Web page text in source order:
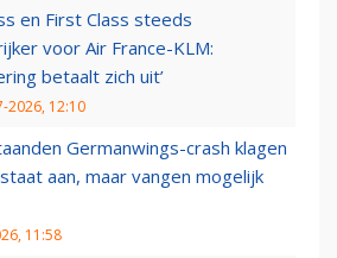
en First Class steeds
voor Air France-KLM:
betaalt zich uit’
2026, 12:10
Germanwings-crash klagen
aan, maar vangen mogelijk
11:58